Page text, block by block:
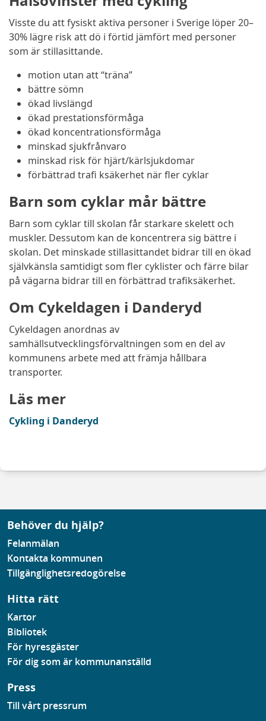
Visste du att fysiskt aktiva personer i Sverige löper 20–
30% lägre risk att dö i förtid jämfört med personer
som är stillasittande.
motion utan att “träna”
bättre sömn
ökad livslängd
ökad prestationsförmåga
ökad koncentrationsförmåga
minskad sjukfrånvaro
minskad risk för hjärt/kärlsjukdomar
förbättrad traﬁ ksäkerhet när ﬂer cyklar
Barn som cyklar mår bättre
Barn som cyklar till skolan får starkare skelett och
muskler. Dessutom kan de koncentrera sig bättre i
skolan. Det minskade stillasittandet bidrar till en ökad
självkänsla samtidigt som fler cyklister och färre bilar
på vägarna bidrar till en förbättrad trafiksäkerhet.
Om Cykeldagen i Danderyd
Cykeldagen anordnas av
samhällsutvecklingsförvaltningen som en del av
kommunens arbete med att främja hållbara
transporter.
Läs mer
Cykling i Danderyd
Behöver du hjälp?
Felanmälan
Kontakta kommunen
Tillgänglighetsredogörelse
Hitta rätt
Kartor
Bibliotek
För hyresgäster
För dig som är kommunanställd
Press
Till vårt pressrum